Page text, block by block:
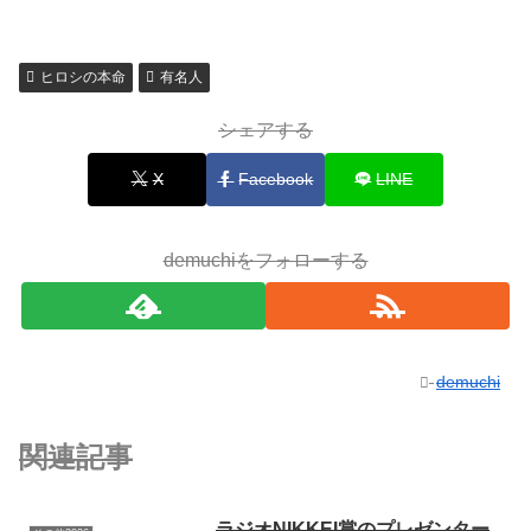
ヒロシの本命 有名人
シェアする
X Facebook LINE
demuchiをフォローする
demuchi
関連記事